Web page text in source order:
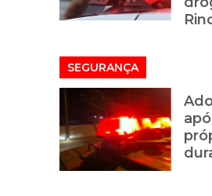
SEGURANÇA